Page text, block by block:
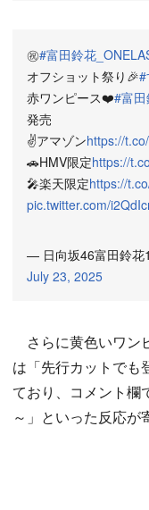
㊗️#富田鈴花
オフショット祭り🎉
赤ワンピース❤️#富
発売
✌️アマゾンhttps://
🚗HMV限定https://
🎤楽天限定https://
pic.twitter.com/
— 日向坂46富田鈴花
July 23, 2025
さらに黄色いワン
は「先行カットでも
ており、コメント欄
～」といった反応が